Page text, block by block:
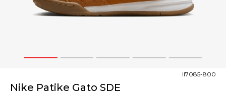
1 2 3 4 5
Nike Patike Gato SDE
II7085-800